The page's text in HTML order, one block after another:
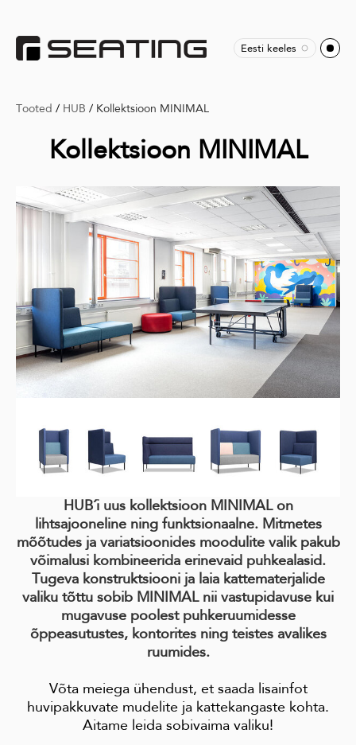
Eesti keeles
Tooted / HUB / Kollektsioon MINIMAL
Kollektsioon MINIMAL
HUB´i uus kollektsioon MINIMAL on
lihtsajooneline ning funktsionaalne. Mitmetes
mõõtudes ja variatsioonides moodulite valik pakub
võimalusi kombineerida erinevaid puhkealasid.
Tugeva konstruktsiooni ja laia kattematerjalide
valiku tõttu sobib MINIMAL nii vastupidavuse kui
mugavuse poolest puhkeruumidesse
õppeasutustes, kontorites ning teistes avalikes
ruumides.
Võta meiega ühendust, et saada lisainfot
huvipakkuvate mudelite ja kattekangaste kohta.
Aitame leida sobivaima valiku!